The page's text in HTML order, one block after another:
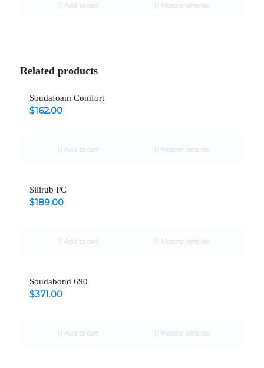
Add to cart Mostrar detalles
Related products
Soudafoam Comfort
$162.00
Add to cart Mostrar detalles
Silirub PC
$189.00
Add to cart Mostrar detalles
Soudabond 690
$371.00
Add to cart Mostrar detalles